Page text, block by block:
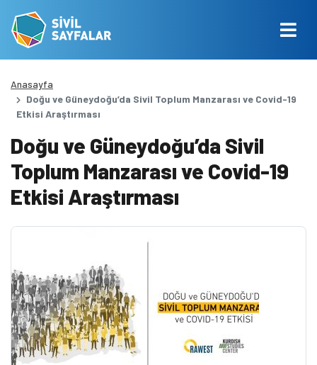
Anasayfa
Doğu ve Güneydoğu’da Sivil Toplum Manzarası ve Covid-19
Etkisi Araştırması
Doğu ve Güneydoğu’da Sivil
Toplum Manzarası ve Covid-19
Etkisi Araştırması